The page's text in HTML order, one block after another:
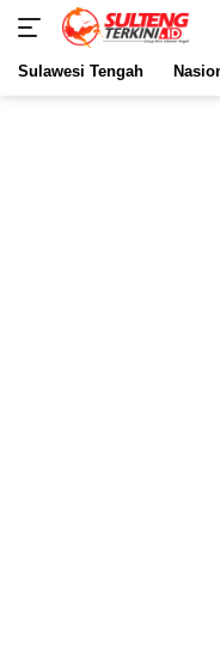
Sulawesi Tengah